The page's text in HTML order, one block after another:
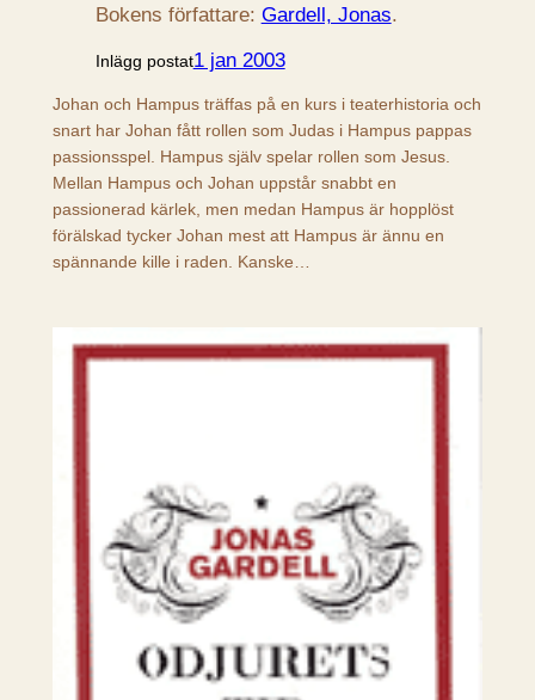
Bokens författare: Gardell, Jonas.
Inlägg postat1 jan 2003
Johan och Hampus träffas på en kurs i teaterhistoria och
snart har Johan fått rollen som Judas i Hampus pappas
passionsspel. Hampus själv spelar rollen som Jesus.
Mellan Hampus och Johan uppstår snabbt en
passionerad kärlek, men medan Hampus är hopplöst
förälskad tycker Johan mest att Hampus är ännu en
spännande kille i raden. Kanske…